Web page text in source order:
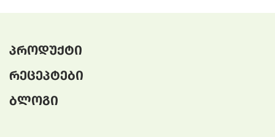
პროდუქტი
რეცეპტები
ბლოგი